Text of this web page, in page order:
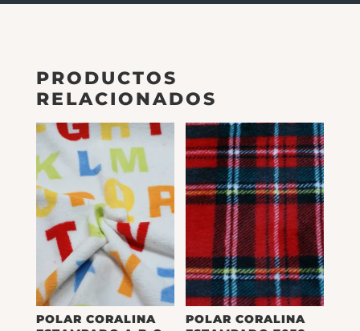
PRODUCTOS
RELACIONADOS
POLAR CORALINA
POLAR CORALINA